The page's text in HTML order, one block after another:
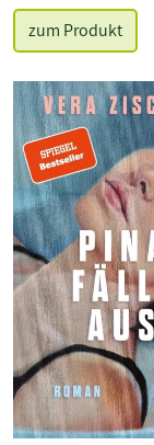
zum Produkt